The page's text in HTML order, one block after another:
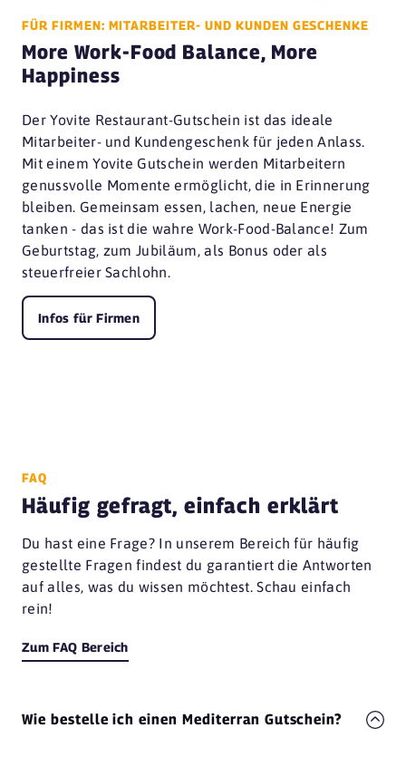
88400 Biberach an der Riss
Kachelhaus
33602 Bielefeld
L'Osteria
33602 Bielefeld
Seensucht
06749 Bitterfeld-Wolfen
Beckmannshof
44866 Bochum
L'Osteria
44791 Bochum
Café Nova
53111 Bonn
53115 Bonn
Casa D'Olid
53121 Bonn
Forissimo
53113 Bonn
53111 Bonn
FÜR FIRMEN: MITARBEITER- UND KUNDEN GESCHENKE
More Work-Food Balance, More
Happiness
Der Yovite Restaurant-Gutschein ist das ideale
Mitarbeiter- und Kundengeschenk für jeden Anlass.
Mit einem Yovite Gutschein werden Mitarbeitern
genussvolle Momente ermöglicht, die in Erinnerung
bleiben. Gemeinsam essen, lachen, neue Energie
tanken - das ist die wahre Work-Food-Balance! Zum
Geburtstag, zum Jubiläum, als Bonus oder als
steuerfreier Sachlohn.
Infos für Firmen
FAQ
Häufig gefragt, einfach erklärt
Du hast eine Frage? In unserem Bereich für häufig
gestellte Fragen findest du garantiert die Antworten
auf alles, was du wissen möchtest. Schau einfach
rein!
Zum FAQ Bereich
Wie bestelle ich einen Mediterran Gutschein?